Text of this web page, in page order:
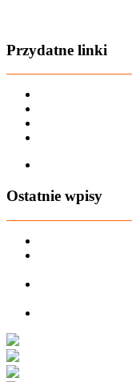
Przydatne linki
Ostatnie wpisy